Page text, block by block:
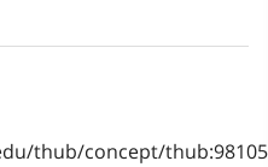
thub/concept/